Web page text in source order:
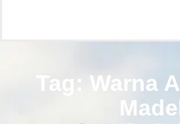
Tag: Warna